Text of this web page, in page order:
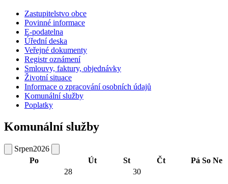
Zastupitelstvo obce
Povinné informace
E-podatelna
Úřední deska
Veřejné dokumenty
Registr oznámení
Smlouvy, faktury, objednávky
Životní situace
Informace o zpracování osobních údajů
Komunální služby
Poplatky
Komunální služby
Srpen2026
Po
Út St Čt Pá So Ne
28
30